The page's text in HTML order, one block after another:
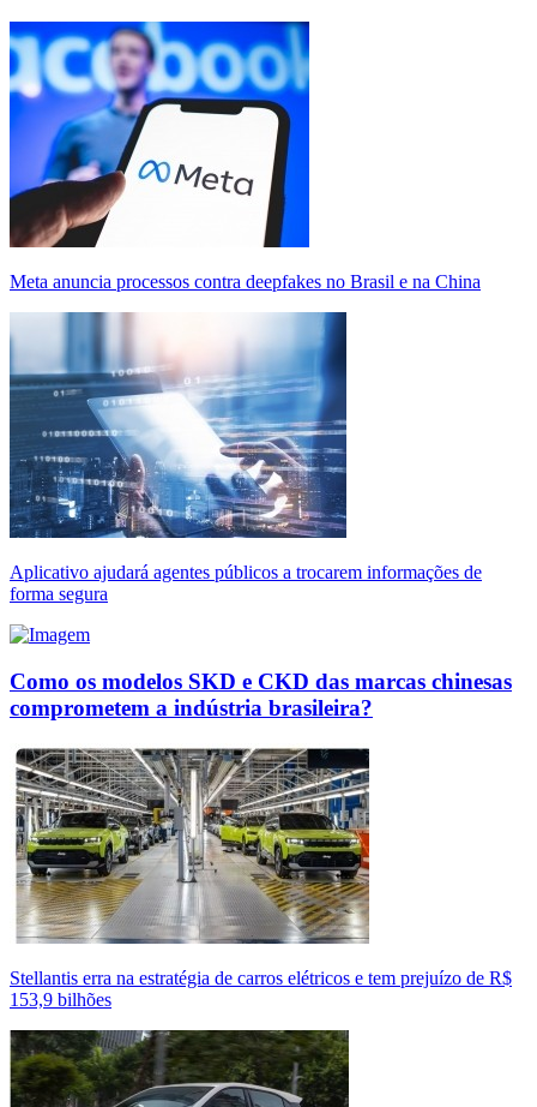
Meta anuncia processos contra deepfakes no Brasil e na China
Aplicativo ajudará agentes públicos a trocarem informações de
forma segura
Como os modelos SKD e CKD das marcas chinesas
comprometem a indústria brasileira?
Stellantis erra na estratégia de carros elétricos e tem prejuízo de R$
153,9 bilhões